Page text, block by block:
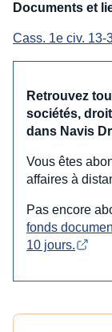
Documents et
Cass. 1e civ. 13-
Retrouvez
sociétés,
dans Navis
Vous êtes
affaires à
Pas encore
fonds
10 jours.